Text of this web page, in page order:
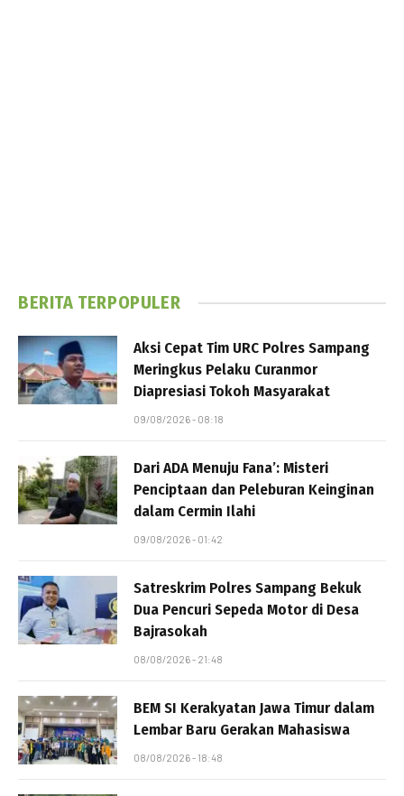
BERITA TERPOPULER
Aksi Cepat Tim URC Polres Sampang
Meringkus Pelaku Curanmor
Diapresiasi Tokoh Masyarakat
09/08/2026 - 08:18
Dari ADA Menuju Fana’: Misteri
Penciptaan dan Peleburan Keinginan
dalam Cermin Ilahi
09/08/2026 - 01:42
Satreskrim Polres Sampang Bekuk
Dua Pencuri Sepeda Motor di Desa
Bajrasokah
08/08/2026 - 21:48
BEM SI Kerakyatan Jawa Timur dalam
Lembar Baru Gerakan Mahasiswa
08/08/2026 - 18:48